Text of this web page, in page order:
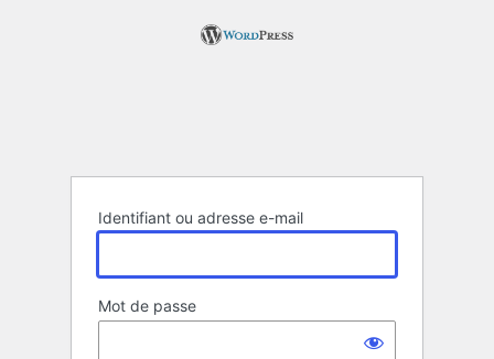
Identifiant ou adresse e-mail
Mot de passe